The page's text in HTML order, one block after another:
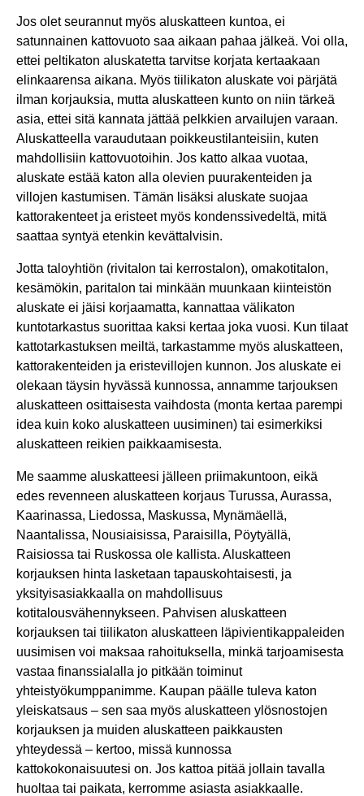
Jos olet seurannut myös aluskatteen kuntoa, ei
satunnainen kattovuoto saa aikaan pahaa jälkeä. Voi olla,
ettei peltikaton aluskatetta tarvitse korjata kertaakaan
elinkaarensa aikana. Myös tiilikaton aluskate voi pärjätä
ilman korjauksia, mutta aluskatteen kunto on niin tärkeä
asia, ettei sitä kannata jättää pelkkien arvailujen varaan.
Aluskatteella varaudutaan poikkeustilanteisiin, kuten
mahdollisiin kattovuotoihin. Jos katto alkaa vuotaa,
aluskate estää katon alla olevien puurakenteiden ja
villojen kastumisen. Tämän lisäksi aluskate suojaa
kattorakenteet ja eristeet myös kondenssivedeltä, mitä
saattaa syntyä etenkin kevättalvisin.
Jotta taloyhtiön (rivitalon tai kerrostalon), omakotitalon,
kesämökin, paritalon tai minkään muunkaan kiinteistön
aluskate ei jäisi korjaamatta, kannattaa välikaton
kuntotarkastus suorittaa kaksi kertaa joka vuosi. Kun tilaat
kattotarkastuksen meiltä, tarkastamme myös aluskatteen,
kattorakenteiden ja eristevillojen kunnon. Jos aluskate ei
olekaan täysin hyvässä kunnossa, annamme tarjouksen
aluskatteen osittaisesta vaihdosta (monta kertaa parempi
idea kuin koko aluskatteen uusiminen) tai esimerkiksi
aluskatteen reikien paikkaamisesta.
Me saamme aluskatteesi jälleen priimakuntoon, eikä
edes revenneen aluskatteen korjaus Turussa, Aurassa,
Kaarinassa, Liedossa, Maskussa, Mynämäellä,
Naantalissa, Nousiaisissa, Paraisilla, Pöytyällä,
Raisiossa tai Ruskossa ole kallista. Aluskatteen
korjauksen hinta lasketaan tapauskohtaisesti, ja
yksityisasiakkaalla on mahdollisuus
kotitalousvähennykseen. Pahvisen aluskatteen
korjauksen tai tiilikaton aluskatteen läpivientikappaleiden
uusimisen voi maksaa rahoituksella, minkä tarjoamisesta
vastaa finanssialalla jo pitkään toiminut
yhteistyökumppanimme. Kaupan päälle tuleva katon
yleiskatsaus – sen saa myös aluskatteen ylösnostojen
korjauksen ja muiden aluskatteen paikkausten
yhteydessä – kertoo, missä kunnossa
kattokokonaisuutesi on. Jos kattoa pitää jollain tavalla
huoltaa tai paikata, kerromme asiasta asiakkaalle.